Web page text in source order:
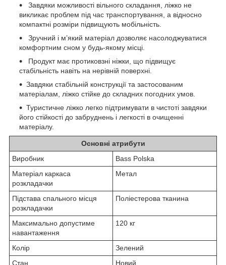
Завдяки можливості вільного складання, ліжко не
викликає проблем під час транспортування, а відносно
компактні розміри підвищують мобільність.
Зручний і м’який матеріал дозволяє насолоджуватися
комфортним сном у будь-якому місці.
Продукт має протиковзні ніжки, що підвищує
стабільність навіть на нерівній поверхні.
Завдяки стабільній конструкції та застосованим
матеріалам, ліжко стійке до складних погодних умов.
Туристичне ліжко легко підтримувати в чистоті завдяки
його стійкості до забруднень і легкості в очищенні
матеріалу.
Основні атрибути
Виробник
Bass Polska
Матеріал каркаса
розкладачки
Метал
Підстава спального місця
розкладачки
Поліестерова тканина
Максимально допустиме
навантаження
120 кг
Колір
Зелений
Стан
Новий